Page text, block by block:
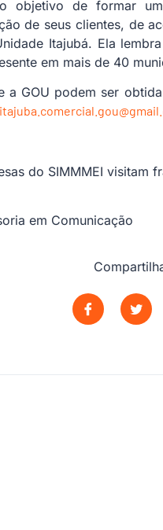
objetivo de formar
de seus clientes, de
Itajubá. Ela
em mais de 40
a GOU podem ser
em Comunicação